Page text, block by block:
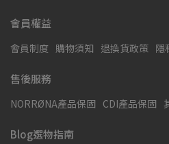
會員權益
會員制度 購物須知 退換貨政策 隱
售後服務
NORRØNA產品保固 CDI產品保固
Blog選物指南